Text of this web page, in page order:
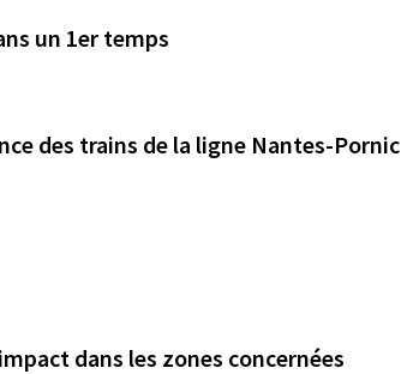
un 1er temps
des trains de la ligne Nantes-Pornic
dans les zones concernées